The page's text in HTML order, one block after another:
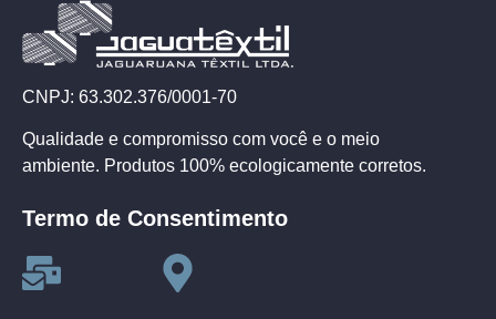
CNPJ: 63.302.376/0001-70
Qualidade e compromisso com você e o meio
ambiente. Produtos 100% ecologicamente corretos.
Termo de Consentimento